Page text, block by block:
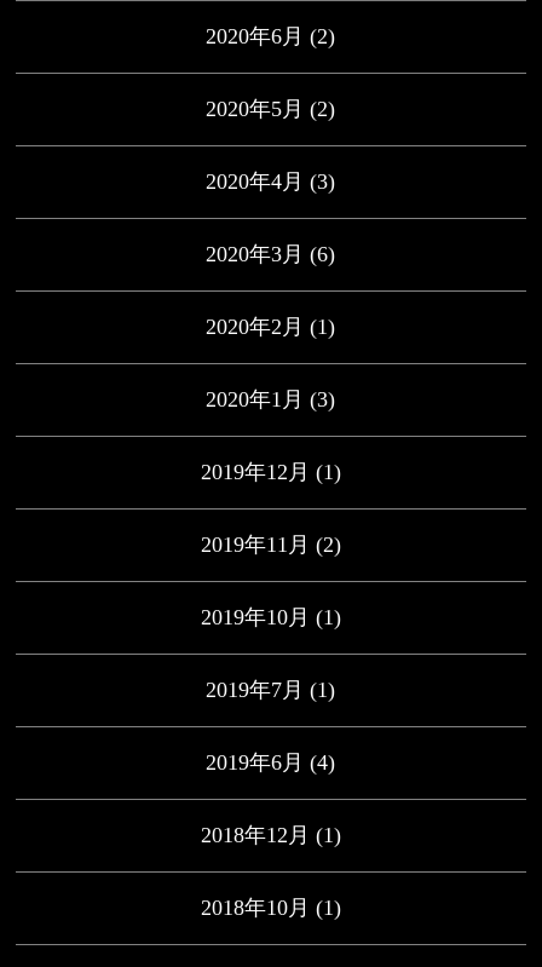
2020年6月 (2)
2020年5月 (2)
2020年4月 (3)
2020年3月 (6)
2020年2月 (1)
2020年1月 (3)
2019年12月 (1)
2019年11月 (2)
2019年10月 (1)
2019年7月 (1)
2019年6月 (4)
2018年12月 (1)
2018年10月 (1)